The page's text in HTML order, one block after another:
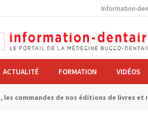
Information-
ACTUALITÉ FORMATION VIDÉOS
les commandes de nos éditions de livres